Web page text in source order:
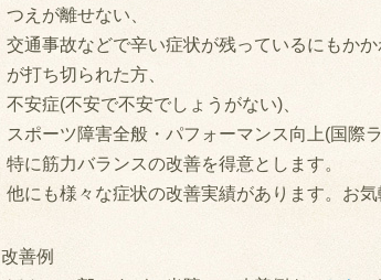
つえが離せない、
交通事故などで辛い症状が残っているにもか
が打ち切られた方、
不安症(不安で不安でしょうがない)、
スポーツ障害全般・パフォーマンス向上(国際
特に筋力バランスの改善を得意とします。
他にも様々な症状の改善実績があります。お気
改善例